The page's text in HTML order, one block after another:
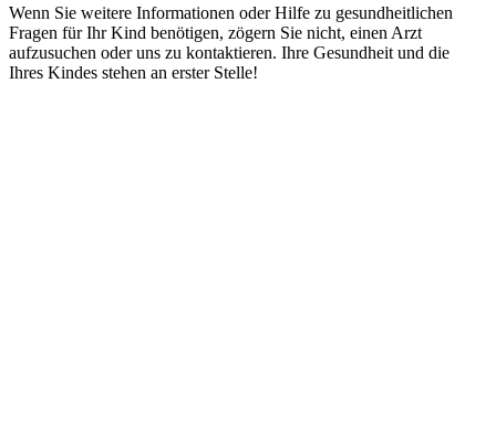
Wenn Sie weitere Informationen oder Hilfe zu gesundheitlichen
Fragen für Ihr Kind benötigen, zögern Sie nicht, einen Arzt
aufzusuchen oder uns zu kontaktieren. Ihre Gesundheit und die
Ihres Kindes stehen an erster Stelle!